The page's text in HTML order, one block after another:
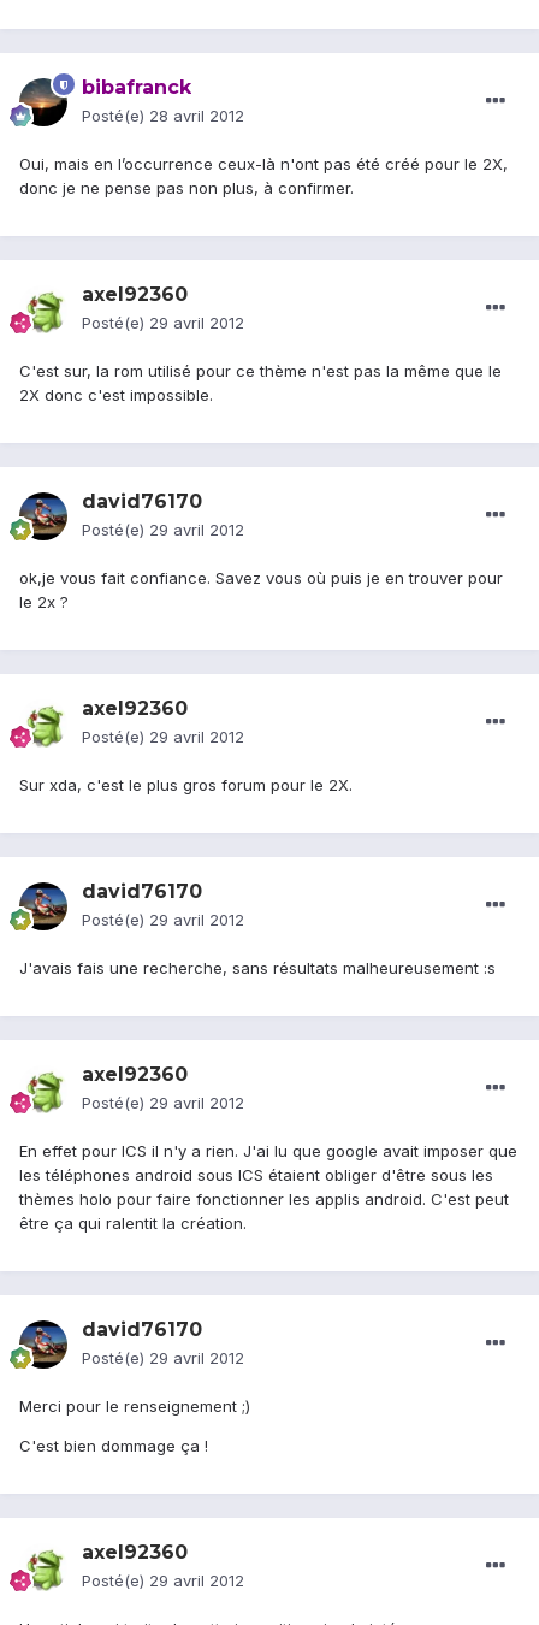
bibafranck
Posté(e) 28 avril 2012
Oui, mais en l’occurrence ceux-là n'ont pas été créé pour le 2X,
donc je ne pense pas non plus, à confirmer.
axel92360
Posté(e) 29 avril 2012
C'est sur, la rom utilisé pour ce thème n'est pas la même que le
2X donc c'est impossible.
david76170
Posté(e) 29 avril 2012
ok,je vous fait confiance. Savez vous où puis je en trouver pour
le 2x ?
axel92360
Posté(e) 29 avril 2012
Sur xda, c'est le plus gros forum pour le 2X.
david76170
Posté(e) 29 avril 2012
J'avais fais une recherche, sans résultats malheureusement :s
axel92360
Posté(e) 29 avril 2012
En effet pour ICS il n'y a rien. J'ai lu que google avait imposer que
les téléphones android sous ICS étaient obliger d'être sous les
thèmes holo pour faire fonctionner les applis android. C'est peut
être ça qui ralentit la création.
david76170
Posté(e) 29 avril 2012
Merci pour le renseignement ;)
C'est bien dommage ça !
axel92360
Posté(e) 29 avril 2012